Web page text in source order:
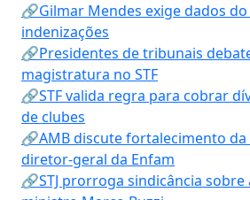
🔗Gilmar Mendes exige dados
indenizações
🔗Presidentes de tribunais
magistratura no STF
🔗STF valida regra para cobrar
de clubes
🔗AMB discute fortalecimento
diretor-geral da Enfam
🔗STJ prorroga sindicância